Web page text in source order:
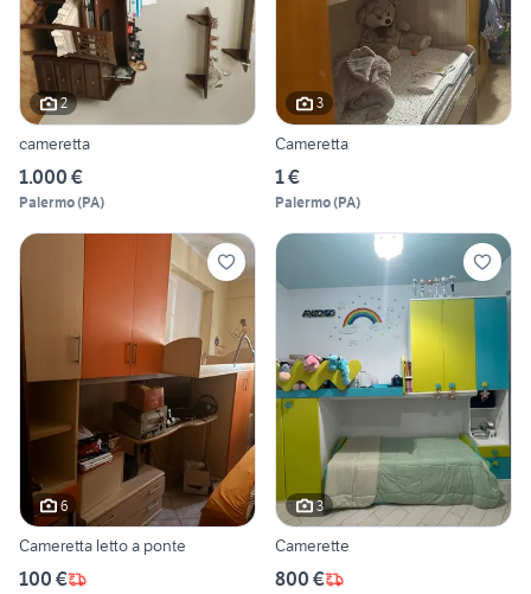
2
cameretta
1.000 €
Palermo(PA)
3
Cameretta
1 €
Palermo(PA)
6
Cameretta letto a ponte
100 €
3
Camerette
800 €